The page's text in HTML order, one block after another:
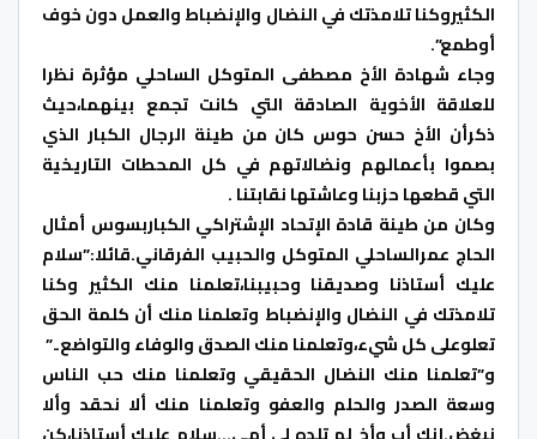
الكثيروكنا تلامذتك في النضال والإنضباط والعمل دون خوف
أوطمع”.
وجاء شهادة الأخ مصطفى المتوكل الساحلي مؤثرة نظرا
للعلاقة الأخوية الصادقة التي كانت تجمع بينهما،حيث
ذكرأن الأخ حسن حوس كان من طينة الرجال الكبار الذي
بصموا بأعمالهم ونضالاتهم في كل المحطات التاريخية
التي قطعها حزبنا وعاشتها نقابتنا .
وكان من طينة قادة الإتحاد الإشتراكي الكباربسوس أمثال
الحاج عمرالساحلي المتوكل والحبيب الفرقاني.قائلا:”سلام
عليك أستاذنا وصديقنا وحبيبنا،تعلمنا منك الكثير وكنا
تلامذتك في النضال والإنضباط وتعلمنا منك أن كلمة الحق
تعلوعلى كل شيء،وتعلمنا منك الصدق والوفاء والتواضع..”
و”تعلمنا منك النضال الحقيقي وتعلمنا منك حب الناس
وسعة الصدر والحلم والعفو وتعلمنا منك ألا نحقد وألا